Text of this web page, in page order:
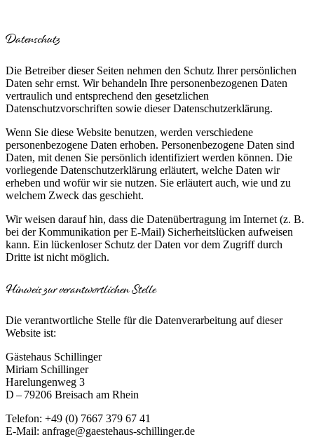
Datenschutz
Die Betreiber dieser Seiten nehmen den Schutz Ihrer persönlichen
Daten sehr ernst. Wir behandeln Ihre personenbezogenen Daten
vertraulich und entsprechend den gesetzlichen
Datenschutzvorschriften sowie dieser Datenschutzerklärung.
Wenn Sie diese Website benutzen, werden verschiedene
personenbezogene Daten erhoben. Personenbezogene Daten sind
Daten, mit denen Sie persönlich identifiziert werden können. Die
vorliegende Datenschutzerklärung erläutert, welche Daten wir
erheben und wofür wir sie nutzen. Sie erläutert auch, wie und zu
welchem Zweck das geschieht.
Wir weisen darauf hin, dass die Datenübertragung im Internet (z. B.
bei der Kommunikation per E-Mail) Sicherheitslücken aufweisen
kann. Ein lückenloser Schutz der Daten vor dem Zugriff durch
Dritte ist nicht möglich.
Hinweis zur verantwortlichen Stelle
Die verantwortliche Stelle für die Datenverarbeitung auf dieser
Website ist:
Gästehaus Schillinger
Miriam Schillinger
Harelungenweg 3
D – 79206 Breisach am Rhein
Telefon: +49 (0) 7667 379 67 41
E-Mail: anfrage@gaestehaus-schillinger.de